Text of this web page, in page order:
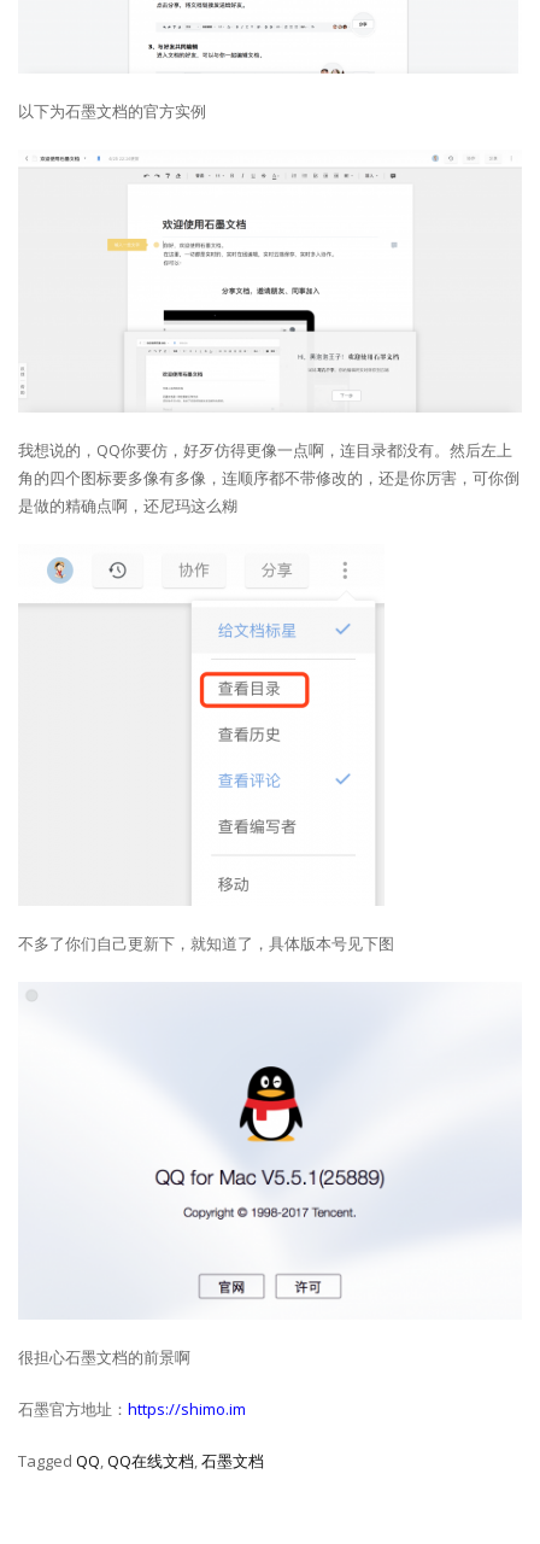
以下为石墨文档的官方实例
我想说的，QQ你要仿，好歹仿得更像一点啊，连目录都没有。然后左上
角的四个图标要多像有多像，连顺序都不带修改的，还是你厉害，可你倒
是做的精确点啊，还尼玛这么糊
不多了你们自己更新下，就知道了，具体版本号见下图
很担心石墨文档的前景啊
石墨官方地址： https://shimo.im
Tagged QQ QQ在线文档 石墨文档